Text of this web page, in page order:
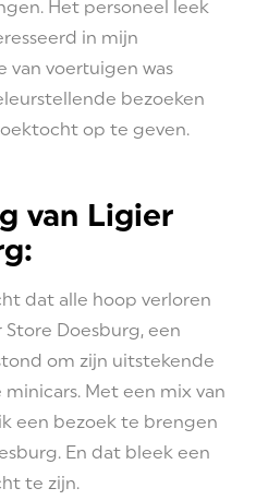
Het personeel leek
in mijn
van voertuigen was
bezoeken
op te geven.
van Ligier
dat alle hoop verloren
Store Doesburg, een
om zijn uitstekende
Met een mix van
een bezoek te brengen
En dat bleek een
te zijn.